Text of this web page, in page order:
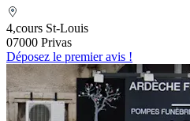
4,cours St-Louis
07000 Privas
Déposez le premier avis !